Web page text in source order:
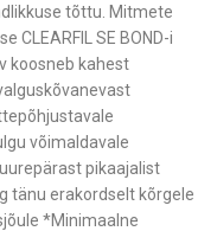
tõttu. Mitmete
CLEARFIL SE BOND-i
koosneb kahest
võimaldavale
pikaajalist
tänu erakordselt kõrgele
*Minimaalne